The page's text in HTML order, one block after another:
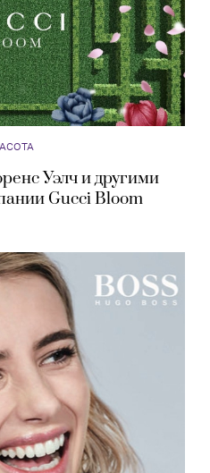
Уэлч и другими
Gucci Bloom